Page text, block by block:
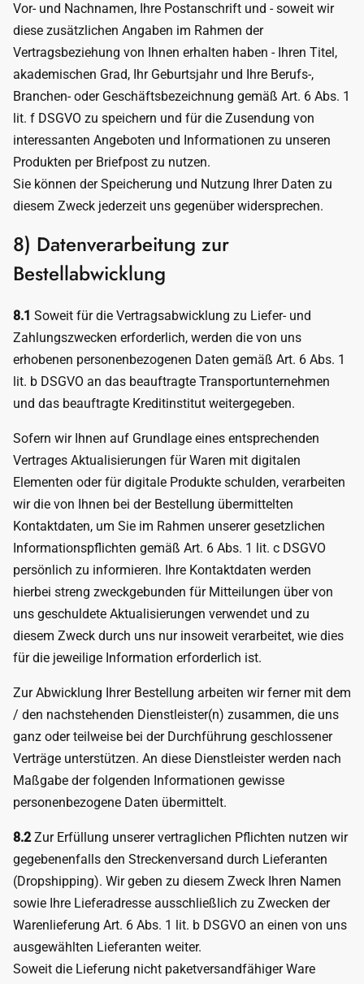
Vor- und Nachnamen, Ihre Postanschrift und - soweit wir
diese zusätzlichen Angaben im Rahmen der
Vertragsbeziehung von Ihnen erhalten haben - Ihren Titel,
akademischen Grad, Ihr Geburtsjahr und Ihre Berufs-,
Branchen- oder Geschäftsbezeichnung gemäß Art. 6 Abs. 1
lit. f DSGVO zu speichern und für die Zusendung von
interessanten Angeboten und Informationen zu unseren
Produkten per Briefpost zu nutzen.
Sie können der Speicherung und Nutzung Ihrer Daten zu
diesem Zweck jederzeit uns gegenüber widersprechen.
8) Datenverarbeitung zur
Bestellabwicklung
8.1 Soweit für die Vertragsabwicklung zu Liefer- und
Zahlungszwecken erforderlich, werden die von uns
erhobenen personenbezogenen Daten gemäß Art. 6 Abs. 1
lit. b DSGVO an das beauftragte Transportunternehmen
und das beauftragte Kreditinstitut weitergegeben.
Sofern wir Ihnen auf Grundlage eines entsprechenden
Vertrages Aktualisierungen für Waren mit digitalen
Elementen oder für digitale Produkte schulden, verarbeiten
wir die von Ihnen bei der Bestellung übermittelten
Kontaktdaten, um Sie im Rahmen unserer gesetzlichen
Informationspflichten gemäß Art. 6 Abs. 1 lit. c DSGVO
persönlich zu informieren. Ihre Kontaktdaten werden
hierbei streng zweckgebunden für Mitteilungen über von
uns geschuldete Aktualisierungen verwendet und zu
diesem Zweck durch uns nur insoweit verarbeitet, wie dies
für die jeweilige Information erforderlich ist.
Zur Abwicklung Ihrer Bestellung arbeiten wir ferner mit dem
/ den nachstehenden Dienstleister(n) zusammen, die uns
ganz oder teilweise bei der Durchführung geschlossener
Verträge unterstützen. An diese Dienstleister werden nach
Maßgabe der folgenden Informationen gewisse
personenbezogene Daten übermittelt.
8.2Zur Erfüllung unserer vertraglichen Pflichten nutzen wir
gegebenenfalls den Streckenversand durch Lieferanten
(Dropshipping). Wir geben zu diesem Zweck Ihren Namen
sowie Ihre Lieferadresse ausschließlich zu Zwecken der
Warenlieferung Art. 6 Abs. 1 lit. b DSGVO an einen von uns
ausgewählten Lieferanten weiter.
Soweit die Lieferung nicht paketversandfähiger Ware